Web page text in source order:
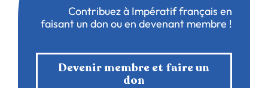
Contribuez à Impératif français en
faisant un don ou en devenant membre !
Devenir membre et faire un
don